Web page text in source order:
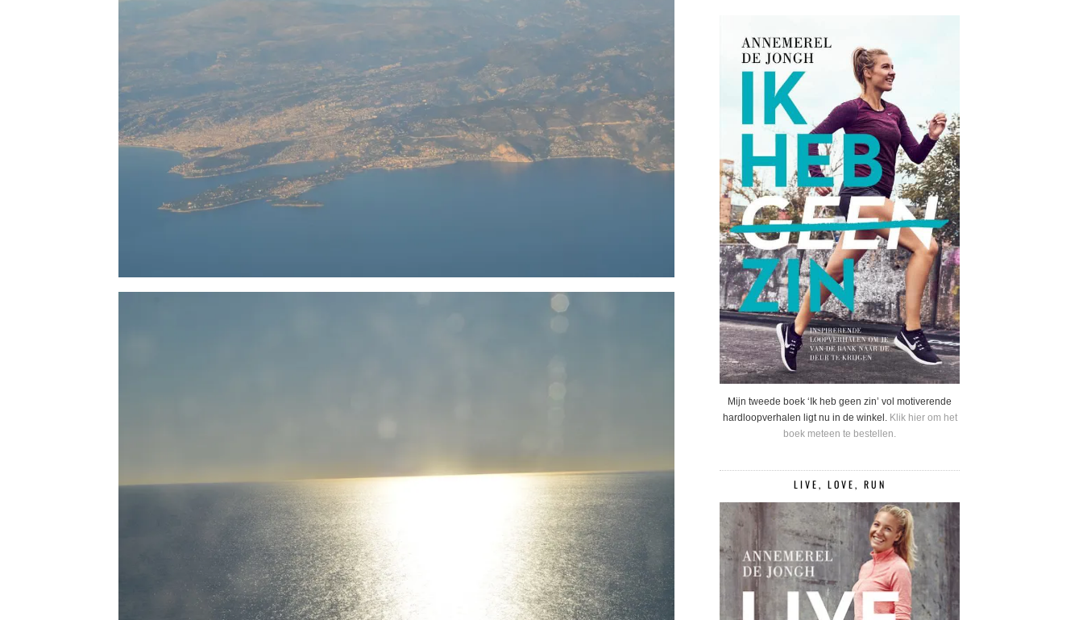
Mijn tweede boek ‘Ik heb geen zin’ vol motiverende
hardloopverhalen ligt nu in de winkel. Klik hier om het
boek meteen te bestellen.
LIVE, LOVE, RUN